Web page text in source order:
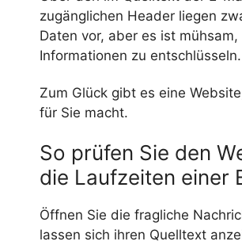
zugänglichen Header liegen
Daten vor, aber es ist mühsam,
Informationen zu entschlüsseln.
Zum Glück gibt es eine
für Sie macht.
So prüfen Sie den
die Laufzeiten einer
Öffnen Sie die fragliche
lassen sich ihren Quelltext